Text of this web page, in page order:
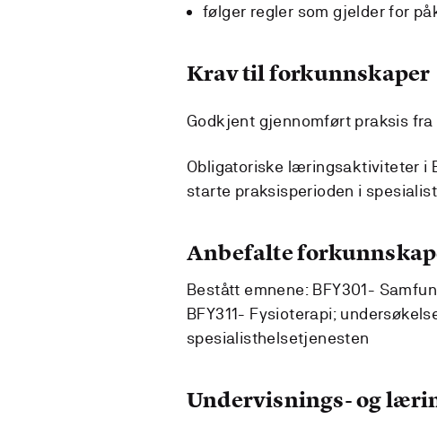
følger regler som gjelder for
Krav til forkunnskaper
Godkjent gjennomført praksis fra
Obligatoriske læringsaktiviteter i
starte praksisperioden i
Anbefalte
Bestått emnene: BFY301-
BFY311- Fysioterapi;
spesialisthelsetjenesten
Undervisnings- og